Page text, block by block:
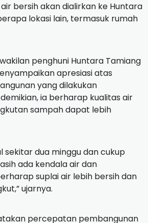
air bersih akan dialirkan ke Huntara
lokasi lain, termasuk rumah
penghuni Huntara Tamiang
apresiasi atas
yang dilakukan
ia berharap kualitas air
sampah dapat lebih
sekitar dua minggu dan cukup
ada kendala air dan
suplai air lebih bersih dan
ujarnya.
percepatan pembangunan